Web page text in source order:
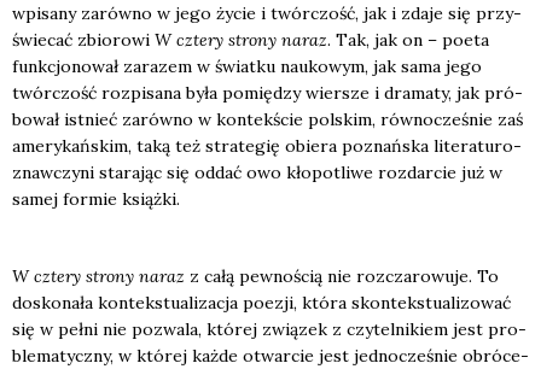
wpi­sa­ny zarów­no w jego życie i twór­czość, jak i zda­je się przy­
świe­cać zbio­ro­wi W czte­ry stro­ny naraz. Tak, jak on – poeta
funk­cjo­no­wał zara­zem w świat­ku nauko­wym, jak sama jego
twór­czość roz­pi­sa­na była pomię­dzy wier­sze i dra­ma­ty, jak pró­
bo­wał ist­nieć zarów­no w kon­tek­ście pol­skim, rów­no­cze­śnie zaś
ame­ry­kań­skim, taką też stra­te­gię obie­ra poznań­ska lite­ra­tu­ro­
znaw­czy­ni sta­ra­jąc się oddać owo kło­po­tli­we roz­dar­cie już w
samej for­mie książ­ki.
W czte­ry stro­ny naraz z całą pew­no­ścią nie roz­cza­ro­wu­je. To
dosko­na­ła kon­tek­stu­ali­za­cja poezji, któ­ra skon­tek­stu­ali­zo­wać
się w peł­ni nie pozwa­la, któ­rej zwią­zek z czy­tel­ni­kiem jest pro­
ble­ma­tycz­ny, w któ­rej każ­de otwar­cie jest jed­no­cze­śnie obró­ce­